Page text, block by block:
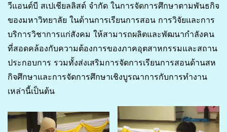
วีแอนด์บี สเปเชียลลิสต์ จำกัด ในการจัดการศึกษาตามพันธกิจ
ของมหาวิทยาลัย ในด้านการเรียนการสอน การวิจัยและการ
บริการวิชาการแก่สังคม ให้สามารถผลิตและพัฒนากำลังคน
ที่สอดคล้องกับความต้องการของภาคอุตสาหกรรมและสถาน
ประกอบการ รวมทั้งส่งเสริมการจัดการเรียนการสอนด้านสห
กิจศึกษาและการจัดการศึกษาเชิงบูรณาการกับการทำงาน
เหล่านี้เป็นต้น